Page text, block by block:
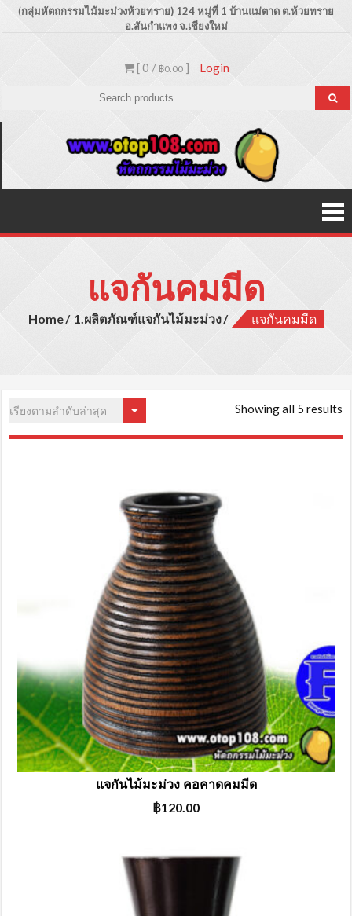
Skip(กลุ่มหัตถกรรมไม้มะม่วงห้วยทราย) 124 หมู่ที่ 1 บ้านแม่ตาด ต.ห้วยทราย
อ.สันกำแพง จ.เชียงใหม่
[ 0 / ฿0.00] Login
ประเภท
ผลิตภัณฑ์
สินค้าไม้
มะม่วง
แจกันคมมีด
Home 1.ผลิตภัณฑ์แจกันไม้มะม่วง แจกันคมมีด
Showing all 5 results
แจกันไม้มะม่วง คอคาดคมมีด
฿120.00